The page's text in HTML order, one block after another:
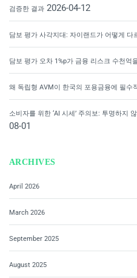
검증한 결과 2026-04-12
담보 평가 사각지대: 자이랜드가 어떻게 다
담보 평가 오차 1%p가 금융 리스크 수천억
왜 독립형 AVM이 한국의 포용금융에 필수
소비자를 위한 ‘AI 시세’ 주의보: 투명하지
08-01
ARCHIVES
April 2026
March 2026
September 2025
August 2025